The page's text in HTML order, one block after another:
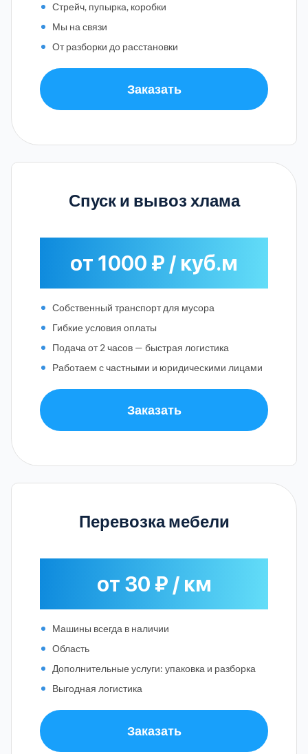
Стрейч, пупырка, коробки
Мы на связи
От разборки до расстановки
Заказать
Спуск и вывоз хлама
от 1000 ₽ / куб.м
Собственный транспорт для мусора
Гибкие условия оплаты
Подача от 2 часов — быстрая логистика
Работаем с частными и юридическими лицами
Заказать
Перевозка мебели
от 30 ₽ / км
Машины всегда в наличии
Область
Дополнительные услуги: упаковка и разборка
Выгодная логистика
Заказать